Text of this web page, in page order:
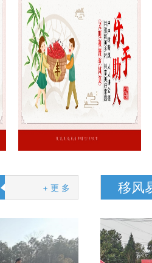
+ 更 多 移风